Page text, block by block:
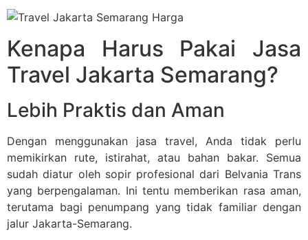
Kenapa Harus Pakai Jasa
Travel Jakarta Semarang?
Lebih Praktis dan Aman
Dengan menggunakan jasa travel, Anda tidak perlu
memikirkan rute, istirahat, atau bahan bakar. Semua
sudah diatur oleh sopir profesional dari Belvania Trans
yang berpengalaman. Ini tentu memberikan rasa aman,
terutama bagi penumpang yang tidak familiar dengan
jalur Jakarta-Semarang.